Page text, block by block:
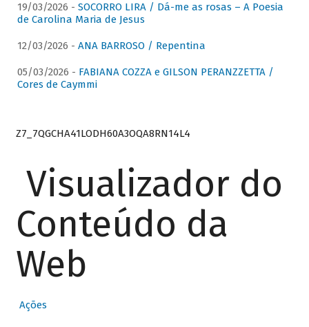
19/03/2026 - SOCORRO LIRA / Dá-me as rosas – A Poesia
de Carolina Maria de Jesus
12/03/2026 - ANA BARROSO / Repentina
05/03/2026 - FABIANA COZZA e GILSON PERANZZETTA /
Cores de Caymmi
Z7_7QGCHA41LODH60A3OQA8RN14L4
Visualizador do
Conteúdo da
Web
Ações